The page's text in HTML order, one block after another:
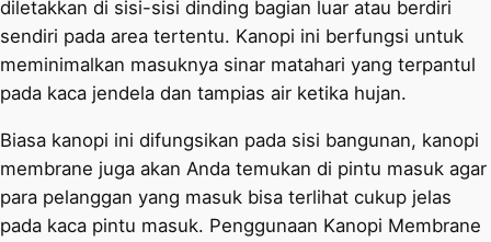
diletakkan di sisi-sisi dinding bagian luar atau berdiri
sendiri pada area tertentu. Kanopi ini berfungsi untuk
meminimalkan masuknya sinar matahari yang terpantul
pada kaca jendela dan tampias air ketika hujan.
Biasa kanopi ini difungsikan pada sisi bangunan, kanopi
membrane juga akan Anda temukan di pintu masuk agar
para pelanggan yang masuk bisa terlihat cukup jelas
pada kaca pintu masuk. Penggunaan Kanopi Membrane